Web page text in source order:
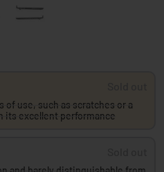
use, such as scratches or a
its excellent performance